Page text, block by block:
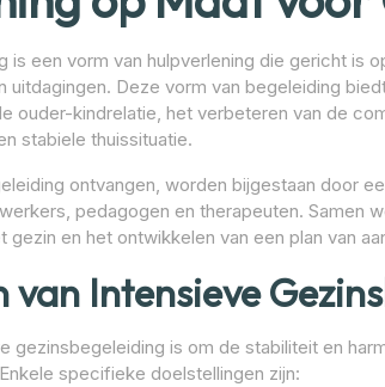
is een vorm van hulpverlening die gericht is
Deze vorm van begeleiding
ouder-kindrelatie, het verbeteren van de
stabiele thuissituatie.
ontvangen, worden bijgestaan door
pedagogen en therapeuten. Samen
gezin en het ontwikkelen van een plan van
van Intensieve
gezinsbegeleiding is om de stabiliteit en
specifieke doelstellingen zijn: